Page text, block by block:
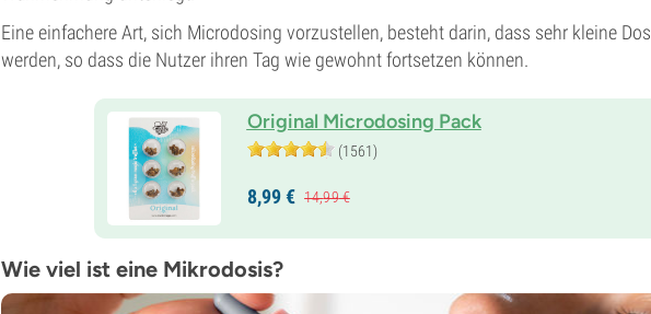
Eine einfachere Art, sich Microdosing vorzustellen, besteht darin, dass sehr kleine
werden, so dass die Nutzer ihren Tag wie gewohnt fortsetzen können.
Original Microdosing Pack
(1561)
8,99€ 14,99€
Wie viel ist eine Mikrodosis?